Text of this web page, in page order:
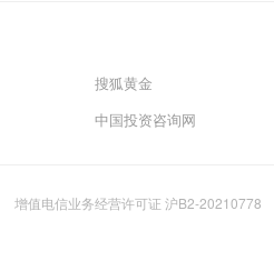
搜狐黄金
中国投资咨询网
增值电信业务经营许可证 沪B2-20210778